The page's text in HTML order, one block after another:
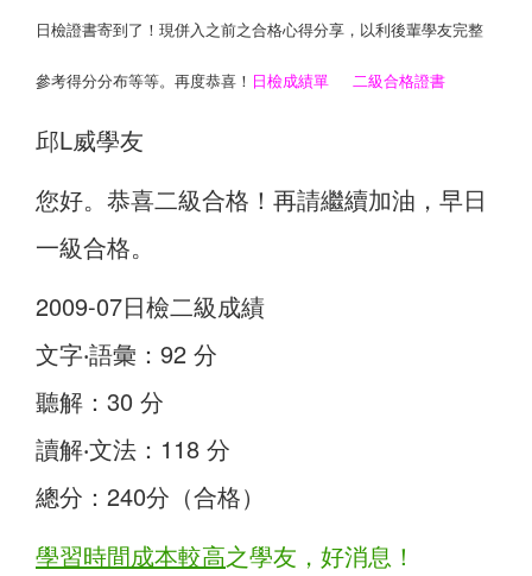
日檢證書寄到了！現併入之前之合格心得分享，以利後輩學友完整
參考得分分布等等。再度恭喜！ 日檢成績單 二級合格證書
邱L威學友
您好。恭喜二級合格！再請繼續加油，早日
一級合格。
2009-07日檢二級成績
文字‧語彙：92 分
聽解：30 分
讀解‧文法：118 分
總分：240分（合格）
學習時間成本較高之學友，好消息！